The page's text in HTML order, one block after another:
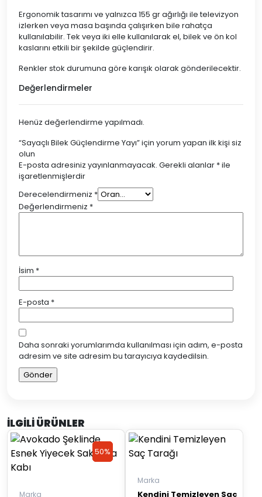
Ergonomik tasarımı ve yalnızca 155 gr ağırlığı ile televizyon
izlerken veya masa başında çalışırken bile rahatça
kullanılabilir. Tek veya iki elle kullanılarak el, bilek ve ön kol
kaslarını etkili bir şekilde güçlendirir.
Renkler stok durumuna göre karışık olarak gönderilecektir.
Değerlendirmeler
Henüz değerlendirme yapılmadı.
“Sayaçlı Bilek Güçlendirme Yayı” için yorum yapan ilk kişi siz
olun
E-posta adresiniz yayınlanmayacak. Gerekli alanlar *ile
işaretlenmişlerdir
Derecelendirmeniz *
Değerlendirmeniz *
İsim *
E-posta *
Daha sonraki yorumlarımda kullanılması için adım, e-posta
adresim ve site adresim bu tarayıcıya kaydedilsin.
İLGILI ÜRÜNLER
50%
Marka
50%
Marka
Kendini Temizleyen Saç